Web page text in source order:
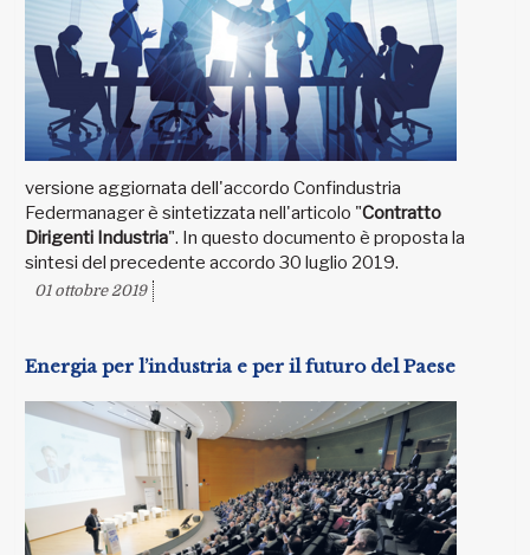
versione aggiornata dell'accordo Confindustria
Federmanager è sintetizzata nell'articolo "Contratto
Dirigenti Industria". In questo documento è proposta la
sintesi del precedente accordo 30 luglio 2019.
01 ottobre 2019
Energia per l’industria e per il futuro del Paese